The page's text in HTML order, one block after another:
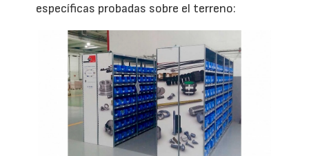
específicas probadas sobre el terreno: